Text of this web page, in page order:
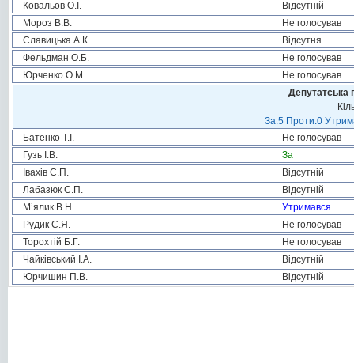
Ковальов О.І.
Відсутній
Мороз В.В.
Не голосував
Славицька А.К.
Відсутня
Фельдман О.Б.
Не голосував
Юрченко О.М.
Не голосував
Депутатська
За:5 Проти:0
Батенко Т.І.
Не голосував
Гузь І.В.
За
Івахів С.П.
Відсутній
Лабазюк С.П.
Відсутній
М’ялик В.Н.
Утримався
Рудик С.Я.
Не голосував
Торохтій Б.Г.
Не голосував
Чайківський І.А.
Відсутній
Юрчишин П.В.
Відсутній